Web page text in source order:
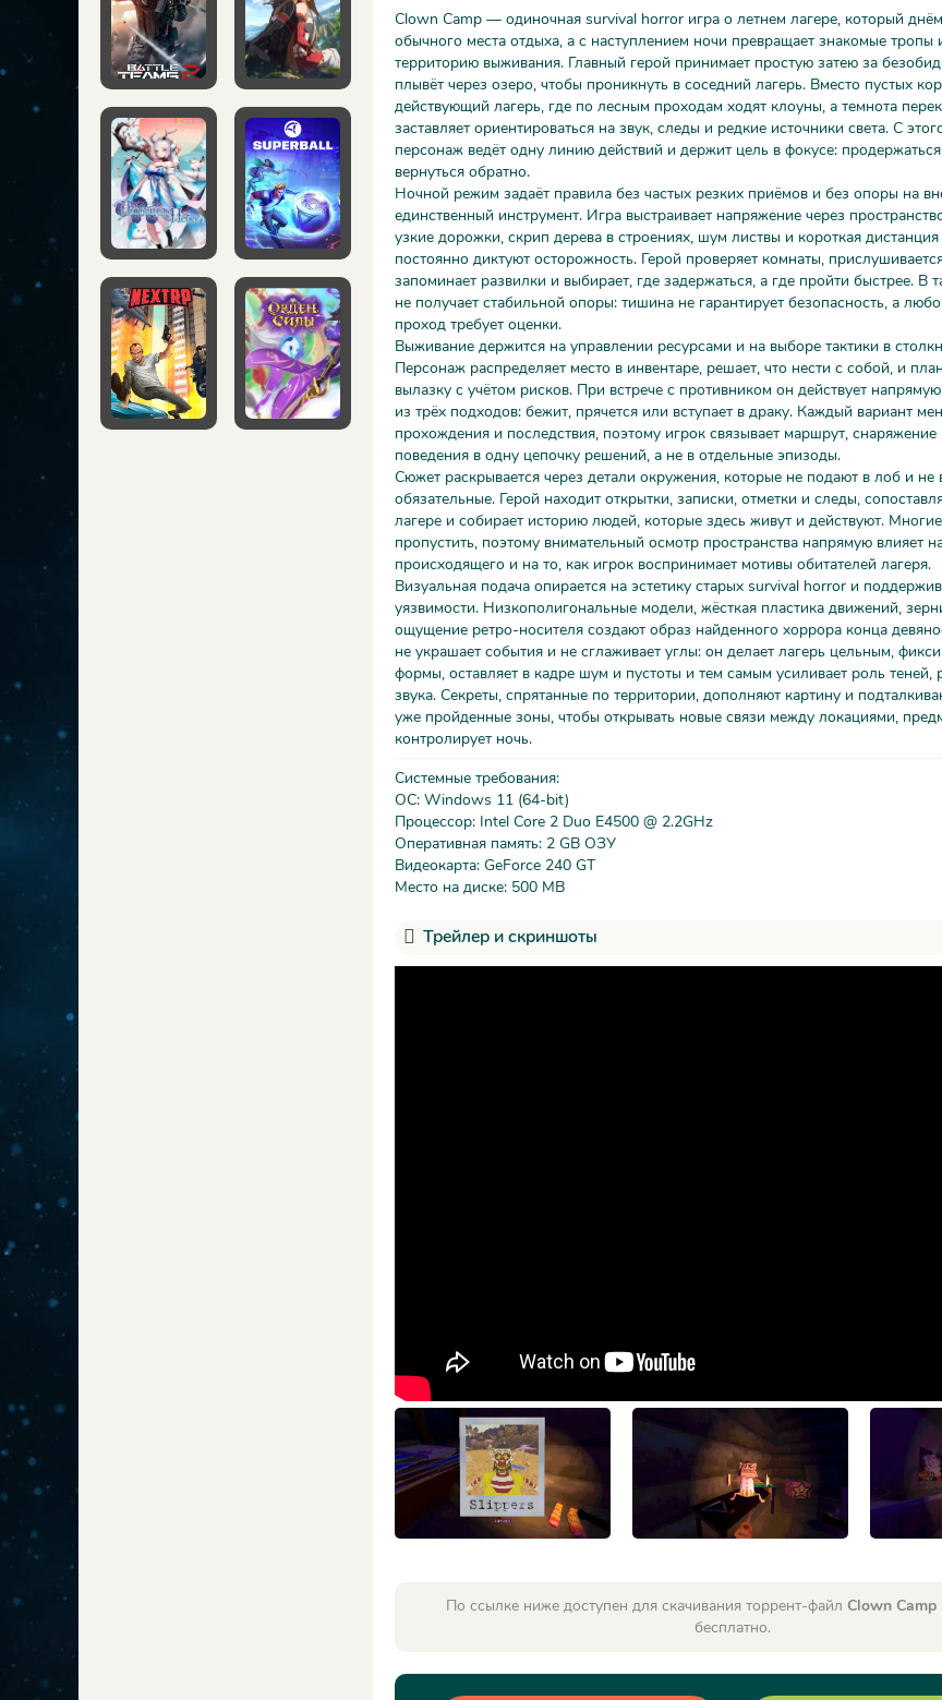
Clown Camp — одиночная survival horror игра о летнем лагере, который
обычного места отдыха, а с наступлением ночи превращает знакомые тропы
территорию выживания. Главный герой принимает простую затею за
плывёт через озеро, чтобы проникнуть в соседний лагерь. Вместо пустых
действующий лагерь, где по лесным проходам ходят клоуны, а темнота
заставляет ориентироваться на звук, следы и редкие источники света. С
персонаж ведёт одну линию действий и держит цель в фокусе:
вернуться обратно.
Ночной режим задаёт правила без частых резких приёмов и без опоры на
единственный инструмент. Игра выстраивает напряжение через
узкие дорожки, скрип дерева в строениях, шум листвы и короткая
постоянно диктуют осторожность. Герой проверяет комнаты,
запоминает развилки и выбирает, где задержаться, а где пройти быстрее. В
не получает стабильной опоры: тишина не гарантирует безопасность, а
проход требует оценки.
Выживание держится на управлении ресурсами и на выборе тактики в
Персонаж распределяет место в инвентаре, решает, что нести с собой, и
вылазку с учётом рисков. При встрече с противником он действует
из трёх подходов: бежит, прячется или вступает в драку. Каждый вариант
прохождения и последствия, поэтому игрок связывает маршрут, снаряжение
поведения в одну цепочку решений, а не в отдельные эпизоды.
Сюжет раскрывается через детали окружения, которые не подают в лоб и не
обязательные. Герой находит открытки, записки, отметки и следы,
лагере и собирает историю людей, которые здесь живут и действуют.
пропустить, поэтому внимательный осмотр пространства напрямую влияет
происходящего и на то, как игрок воспринимает мотивы обитателей лагеря.
Визуальная подача опирается на эстетику старых survival horror и
уязвимости. Низкополигональные модели, жёсткая пластика движений,
ощущение ретро-носителя создают образ найденного хоррора конца
не украшает события и не сглаживает углы: он делает лагерь цельным,
формы, оставляет в кадре шум и пустоты и тем самым усиливает роль теней,
звука. Секреты, спрятанные по территории, дополняют картину и
уже пройденные зоны, чтобы открывать новые связи между локациями,
контролирует ночь.
Системные требования:
ОС: Windows 11 (64-bit)
Процессор: Intel Core 2 Duo E4500 @ 2.2GHz
Оперативная память: 2 GB ОЗУ
Видеокарта: GeForce 240 GT
Место на диске: 500 MB
Трейлер и скриншоты
По ссылке ниже доступен для скачивания торрент-файл Clown Camp
бесплатно.